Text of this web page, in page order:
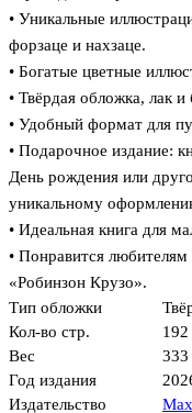
• Уникальные
форзаце и нахзаце.
• Богатые цветные
• Твёрдая обложка, лак и
• Удобный формат для
• Подарочное издание:
День рождения или
уникальному
• Идеальная книга для
• Понравится
«Робинзон Крузо».
Тип обложки
Кол-во стр.
192
Вес
333
Год издания
Издательство